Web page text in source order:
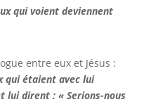
qui voient deviennent
entre eux et Jésus :
qui étaient avec lui
lui dirent : « Serions-nous